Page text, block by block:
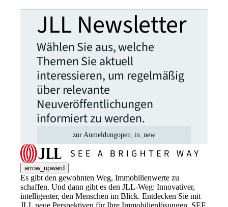
JLL Newsletter
Wählen Sie aus, welche
Themen Sie aktuell
interessieren, um regelmäßig
über relevante
Neuveröffentlichungen
informiert zu werden.
zur Anmeldungopen_in_new
arrow_upward
Es gibt den gewohnten Weg, Immobilienwerte zu
schaffen. Und dann gibt es den JLL-Weg: Innovativer,
intelligenter, den Menschen im Blick. Entdecken Sie mit
JLL neue Perspektiven für Ihre Immobilienlösungen. SEE